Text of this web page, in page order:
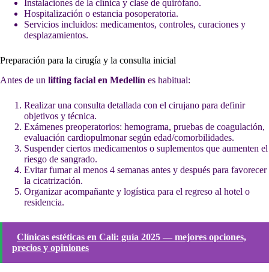
Instalaciones de la clínica y clase de quirófano.
Hospitalización o estancia posoperatoria.
Servicios incluidos: medicamentos, controles, curaciones y
desplazamientos.
Preparación para la cirugía y la consulta inicial
Antes de un lifting facial en Medellín es habitual:
Realizar una consulta detallada con el cirujano para definir
objetivos y técnica.
Exámenes preoperatorios: hemograma, pruebas de coagulación,
evaluación cardiopulmonar según edad/comorbilidades.
Suspender ciertos medicamentos o suplementos que aumenten el
riesgo de sangrado.
Evitar fumar al menos 4 semanas antes y después para favorecer
la cicatrización.
Organizar acompañante y logística para el regreso al hotel o
residencia.
Clínicas estéticas en Cali: guía 2025 — mejores opciones,
precios y opiniones